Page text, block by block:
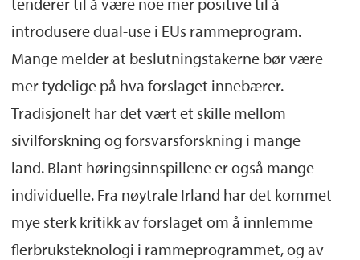
introdusere dual-use i EUs rammeprogram.
Mange melder at beslutningstakerne bør være
mer tydelige på hva forslaget innebærer.
Tradisjonelt har det vært et skille mellom
sivilforskning og forsvarsforskning i mange
land. Blant høringsinnspillene er også mange
individuelle. Fra nøytrale Irland har det kommet
mye sterk kritikk av forslaget om å innlemme
flerbruksteknologi i rammeprogrammet, og av